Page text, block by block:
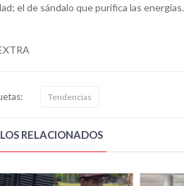
el de sándalo que purifica las energías.
Tendencias
RELACIONADOS